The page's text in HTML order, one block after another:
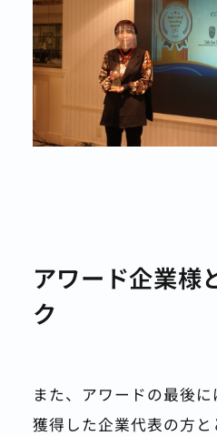
アワード企業様
ク
また、アワードの最後
獲得した企業代表の方